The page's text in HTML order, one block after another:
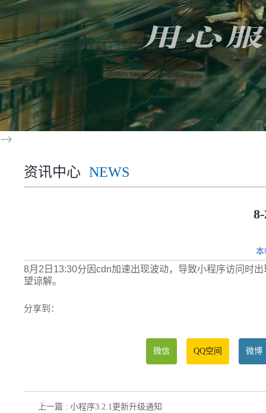
-->
资讯中心 NEWS
本
8月2日13:30分因cdn加速出现波动，导致小程序访问时
望谅解。
分享到：
微信 QQ空间 微博
上一篇 : 小程序3.2.1更新升级通知